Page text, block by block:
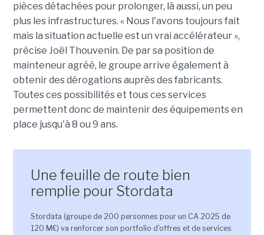
pièces détachées pour prolonger, là aussi, un peu
plus les infrastructures. « Nous l'avons toujours fait
mais la situation actuelle est un vrai accélérateur »,
précise Joël Thouvenin. De par sa position de
mainteneur agréé, le groupe arrive également à
obtenir des dérogations auprès des fabricants.
Toutes ces possibilités et tous ces services
permettent donc de maintenir des équipements en
place jusqu'à 8 ou 9 ans.
Une feuille de route bien
remplie pour Stordata
Stordata (groupe de 200 personnes pour un CA 2025 de
120 M€) va renforcer son portfolio d'offres et de services